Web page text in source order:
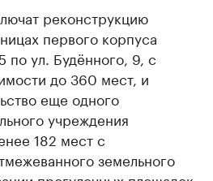
реконструкцию
первого корпуса
по ул. Будённого, 9, с
до 360 мест, и
еще одного
учреждения
182 мест с
земельного